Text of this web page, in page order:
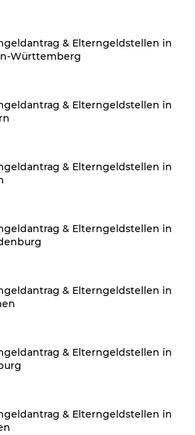
& Elterngeldstellen in
Württemberg
& Elterngeldstellen in
& Elterngeldstellen in
& Elterngeldstellen in
& Elterngeldstellen in
& Elterngeldstellen in
& Elterngeldstellen in